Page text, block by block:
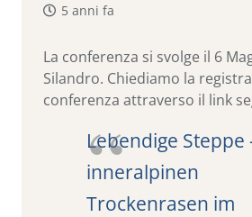
5 anni fa
La conferenza si svolge il 6
Silandro. Chiediamo la
conferenza attraverso il link
Lebendige Steppe
inneralpinen
Trockenrasen im